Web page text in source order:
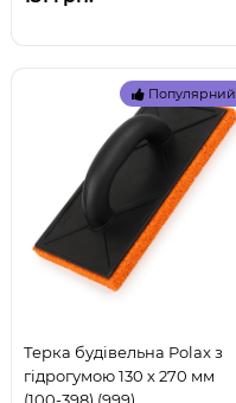
Популярний
Терка будівельна Polax з
гідрогумою 130 х 270 мм